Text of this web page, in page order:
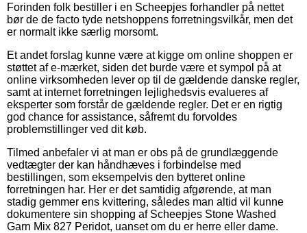
Forinden folk bestiller i en Scheepjes forhandler på nettet
bør de de facto tyde netshoppens forretningsvilkår, men det
er normalt ikke særlig morsomt.
Et andet forslag kunne være at kigge om online shoppen er
støttet af e-mærket, siden det burde være et sympol på at
online virksomheden lever op til de gældende danske regler,
samt at internet forretningen lejlighedsvis evalueres af
eksperter som forstår de gældende regler. Det er en rigtig
god chance for assistance, såfremt du forvoldes
problemstillinger ved dit køb.
Tilmed anbefaler vi at man er obs på de grundlæggende
vedtægter der kan håndhæves i forbindelse med
bestillingen, som eksempelvis den bytteret online
forretningen har. Her er det samtidig afgørende, at man
stadig gemmer ens kvittering, således man altid vil kunne
dokumentere sin shopping af Scheepjes Stone Washed
Garn Mix 827 Peridot, uanset om du er herre eller dame.